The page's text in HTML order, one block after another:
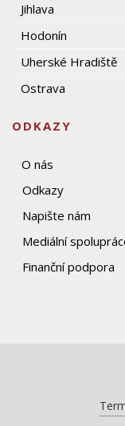
Jihlava
Hodonín
Uherské Hradiště
Ostrava
ODKAZY
O nás
Odkazy
Napište nám
Mediální
Finanční podpora